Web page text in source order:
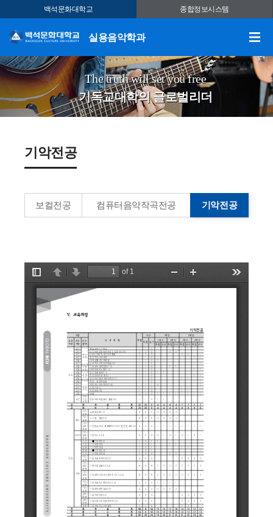
백석문화대학교 종합정보시스템
실용음악학과
The truth will set you free
기독교대학의 글로벌리더
기악전공
보컬전공 컴퓨터음악작곡전공 기악전공